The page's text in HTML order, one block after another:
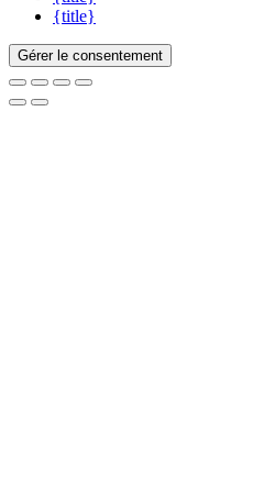
{title}
Gérer le consentement